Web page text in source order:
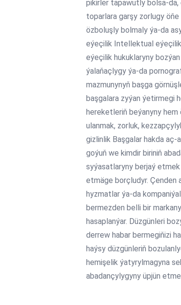
pikirler tapawutly bolsa-da,
toparlara garşy zorlugy
özboluşly bolmaly ýa-da
eýeçilik Intellektual eýeçilik
eýeçilik hukuklaryny
ýalaňaçlygy ýa-da
mazmunynyň başga
başgalara zyýan ýetirmegi
hereketleriň beýanyny hem
ulanmak, zorluk,
gizlinlik Başgalar hakda
goýuň we kimdir biriniň
syýasatlaryny berjaý
etmäge borçludyr. Çenden
hyzmatlar ýa-da
bermezden belli bir
hasaplanýar. Düzgünleri
derrew habar bermegiňizi
haýsy düzgünleriň
hemişelik ýatyrylmagyna
abadançylygyny üpjün